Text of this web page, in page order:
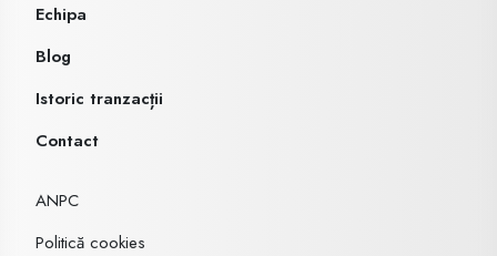
Echipa
Blog
Istoric tranzacții
Contact
ANPC
Politică cookies